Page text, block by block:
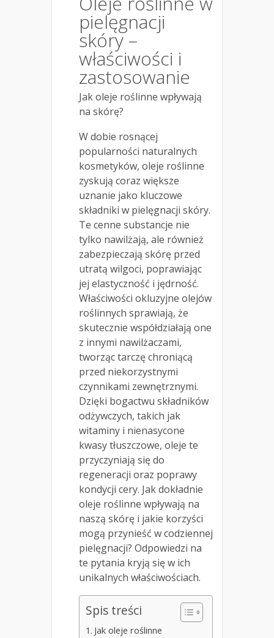
pielęgnacji
skóry –
właściwości i
zastosowanie
Jak oleje roślinne wpływają
na skórę?
W dobie rosnącej
popularności naturalnych
kosmetyków, oleje roślinne
zyskują coraz większe
uznanie jako kluczowe
składniki w pielęgnacji skóry.
Te cenne substancje nie
tylko nawilżają, ale również
zabezpieczają skórę przed
utratą wilgoci, poprawiając
jej elastyczność i jędrność.
Właściwości okluzyjne olejów
roślinnych sprawiają, że
skutecznie współdziałają one
z innymi nawilżaczami,
tworząc tarczę chroniącą
przed niekorzystnymi
czynnikami zewnętrznymi.
Dzięki bogactwu składników
odżywczych, takich jak
witaminy i nienasycone
kwasy tłuszczowe, oleje te
przyczyniają się do
regeneracji oraz poprawy
kondycji cery. Jak dokładnie
oleje roślinne wpływają na
naszą skórę i jakie korzyści
mogą przynieść w codziennej
pielęgnacji? Odpowiedzi na
te pytania kryją się w ich
unikalnych właściwościach.
Spis treści
Jak oleje roślinne